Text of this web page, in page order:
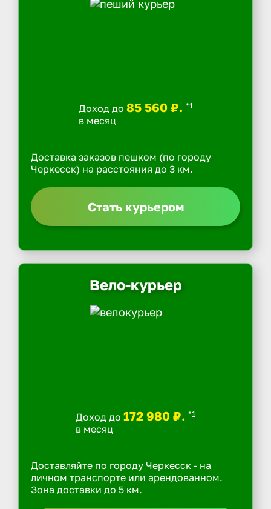
Доход до 85 560 ₽. *1
в месяц
Доставка заказов пешком (по городу
Черкесск) на расстояния до 3 км.
Стать курьером
Вело-курьер
Доход до 172 980 ₽. *1
в месяц
Доставляйте по городу Черкесск - на
личном транспорте или арендованном.
Зона доставки до 5 км.